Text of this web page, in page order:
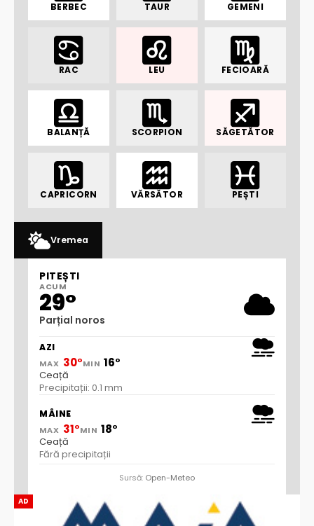
AD
BERBEC TAUR GEMENI
RAC LEU FECIOARĂ
BALANȚĂ SCORPION SĂGETĂTOR
CAPRICORN VĂRSĂTOR PEȘTI
Vremea
PITEȘTI
ACUM
29°
Parțial noros
AZI
MAX 30°MIN 16°
Ceață
Precipitații: 0.1 mm
MÂINE
MAX 31°MIN 18°
Ceață
Fără precipitații
Sursă: Open-Meteo